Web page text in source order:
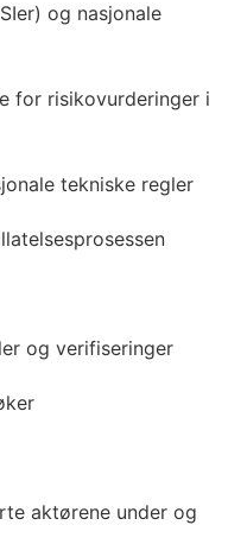
og nasjonale
for risikovurderinger i
tekniske regler
og verifiseringer
aktørene under og